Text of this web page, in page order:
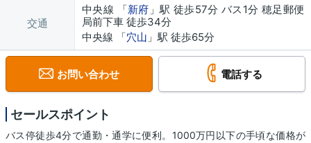
交通
中央線 「新府 」駅 徒歩57分 バス1分 穂足郵便
局前下車 徒歩34分
中央線 「穴山 」駅 徒歩65分
お問い合わせ 電話する
セールスポイント
バス停徒歩4分で通勤・通学に便利。1000万円以下の手頃な価格が